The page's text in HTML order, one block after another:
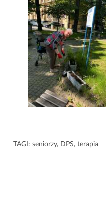
TAGI: seniorzy, DPS, terapia